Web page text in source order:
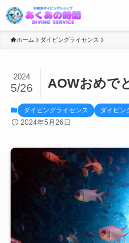
ホーム ダイビングライセンス
AOWおめで
2024
5/26
ダイビングライセンス ダイビン
2024年5月26日